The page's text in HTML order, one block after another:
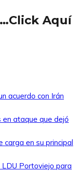
Aquí
acuerdo con Irán
en ataque que dejó
en su principal
LDU Portoviejo para